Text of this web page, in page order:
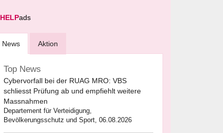
HELPads
News Aktion
Top News
Cybervorfall bei der RUAG MRO: VBS
schliesst Prüfung ab und empfiehlt weitere
Massnahmen
Departement für Verteidigung,
Bevölkerungsschutz und Sport, 06.08.2026